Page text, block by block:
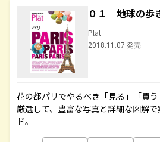
０１ 地球の
Plat
2018.11.07 発売
花の都パリでやるべき「見る」「買
厳選して、豊富な写真と詳細な図解
ド。